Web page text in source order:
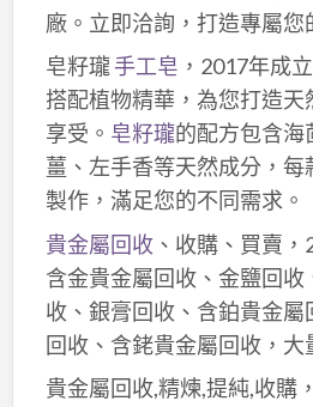
廠。立即洽詢，打造專屬您
皂籽瓏手工皂 ，2017年成
搭配植物精華，為您打造天
享受。 皂籽瓏的配方包含海
薑、左手香等天然成分，
製作，滿足您的不同需求。
貴金屬回收、收購、買賣，
含金貴金屬回收、金鹽回收
收、銀膏回收、含鉑貴金屬
回收、含銠貴金屬回收，大
貴金屬回收,精煉,提純,收購